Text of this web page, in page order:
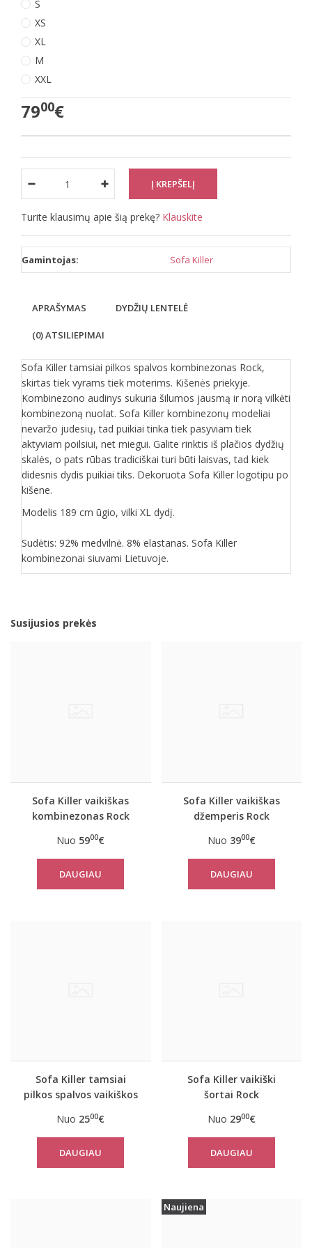
S
XS
XL
M
XXL
7900€
Turite klausimų apie šią prekę? Klauskite
Gamintojas: Sofa Killer
APRAŠYMAS DYDŽIŲ LENTELĖ
(0) ATSILIEPIMAI
Sofa Killer tamsiai pilkos spalvos kombinezonas Rock,
skirtas tiek vyrams tiek moterims. Kišenės priekyje.
Kombinezono audinys sukuria šilumos jausmą ir norą vilkėti
kombinezoną nuolat. Sofa Killer kombinezonų modeliai
nevaržo judesių, tad puikiai tinka tiek pasyviam tiek
aktyviam poilsiui, net miegui. Galite rinktis iš plačios dydžių
skalės, o pats rūbas tradiciškai turi būti laisvas, tad kiek
didesnis dydis puikiai tiks. Dekoruota Sofa Killer logotipu po
kišene.
Modelis 189 cm ūgio, vilki XL dydį.
Sudėtis: 92% medvilnė. 8% elastanas. Sofa Killer
kombinezonai siuvami Lietuvoje.
Susijusios prekės
Sofa Killer vaikiškas
kombinezonas Rock
Nuo 5900€
DAUGIAU
Sofa Killer vaikiškas
džemperis Rock
Nuo 3900€
DAUGIAU
Sofa Killer tamsiai
pilkos spalvos vaikiškos
Nuo 2500€
DAUGIAU
Sofa Killer vaikiški
šortai Rock
Nuo 2900€
DAUGIAU
Naujiena